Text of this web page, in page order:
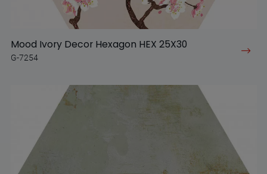
Mood Ivory Decor Hexagon HEX 25X30
G-7254